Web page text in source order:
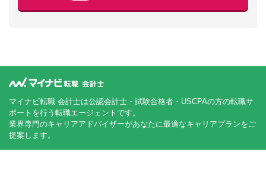
マイナビ転職 会計士は公認会計士・試験合格者・USCPAの方の転職サ
ポートを行う転職エージェントです。
業界専門のキャリアアドバイザーがあなたに最適なキャリアプランをご
提案します。